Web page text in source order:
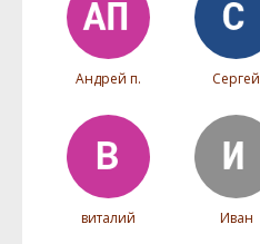
Андрей п. Сергей
виталий Иван